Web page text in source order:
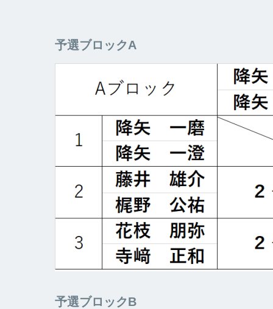
予選ブロックA
予選ブロックB